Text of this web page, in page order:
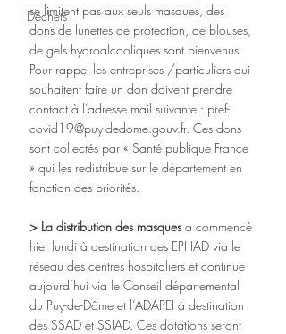
Déchets
se limitent pas aux seuls masques, des
dons de lunettes de protection, de blouses,
de gels hydroalcooliques sont bienvenus.
Pour rappel les entreprises /particuliers qui
souhaitent faire un don doivent prendre
contact à l’adresse mail suivante : pref-
covid19@puy-dedome.gouv.fr. Ces dons
sont collectés par « Santé publique France
» qui les redistribue sur le département en
fonction des priorités.
> La distribution des masques a commencé
hier lundi à destination des EPHAD via le
réseau des centres hospitaliers et continue
aujourd’hui via le Conseil départemental
du Puy-de-Dôme et l’ADAPEI à destination
des SSAD et SSIAD. Ces dotations seront